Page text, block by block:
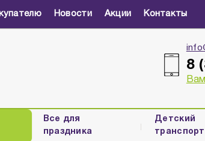
Новости Акции Контакты
8
Все для
праздника
Детский
транспорт